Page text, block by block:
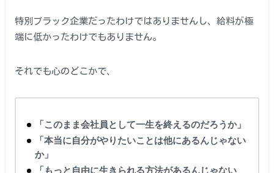
特別ブラック企業だったわけではありませんし、給料が極
端に低かったわけでもありません。
それでも心のどこかで、
「このまま会社員として一生を終えるのだろうか」
「本当に自分がやりたいことは他にあるんじゃない
か」
「もっと自由に生きられる方法があるんじゃない